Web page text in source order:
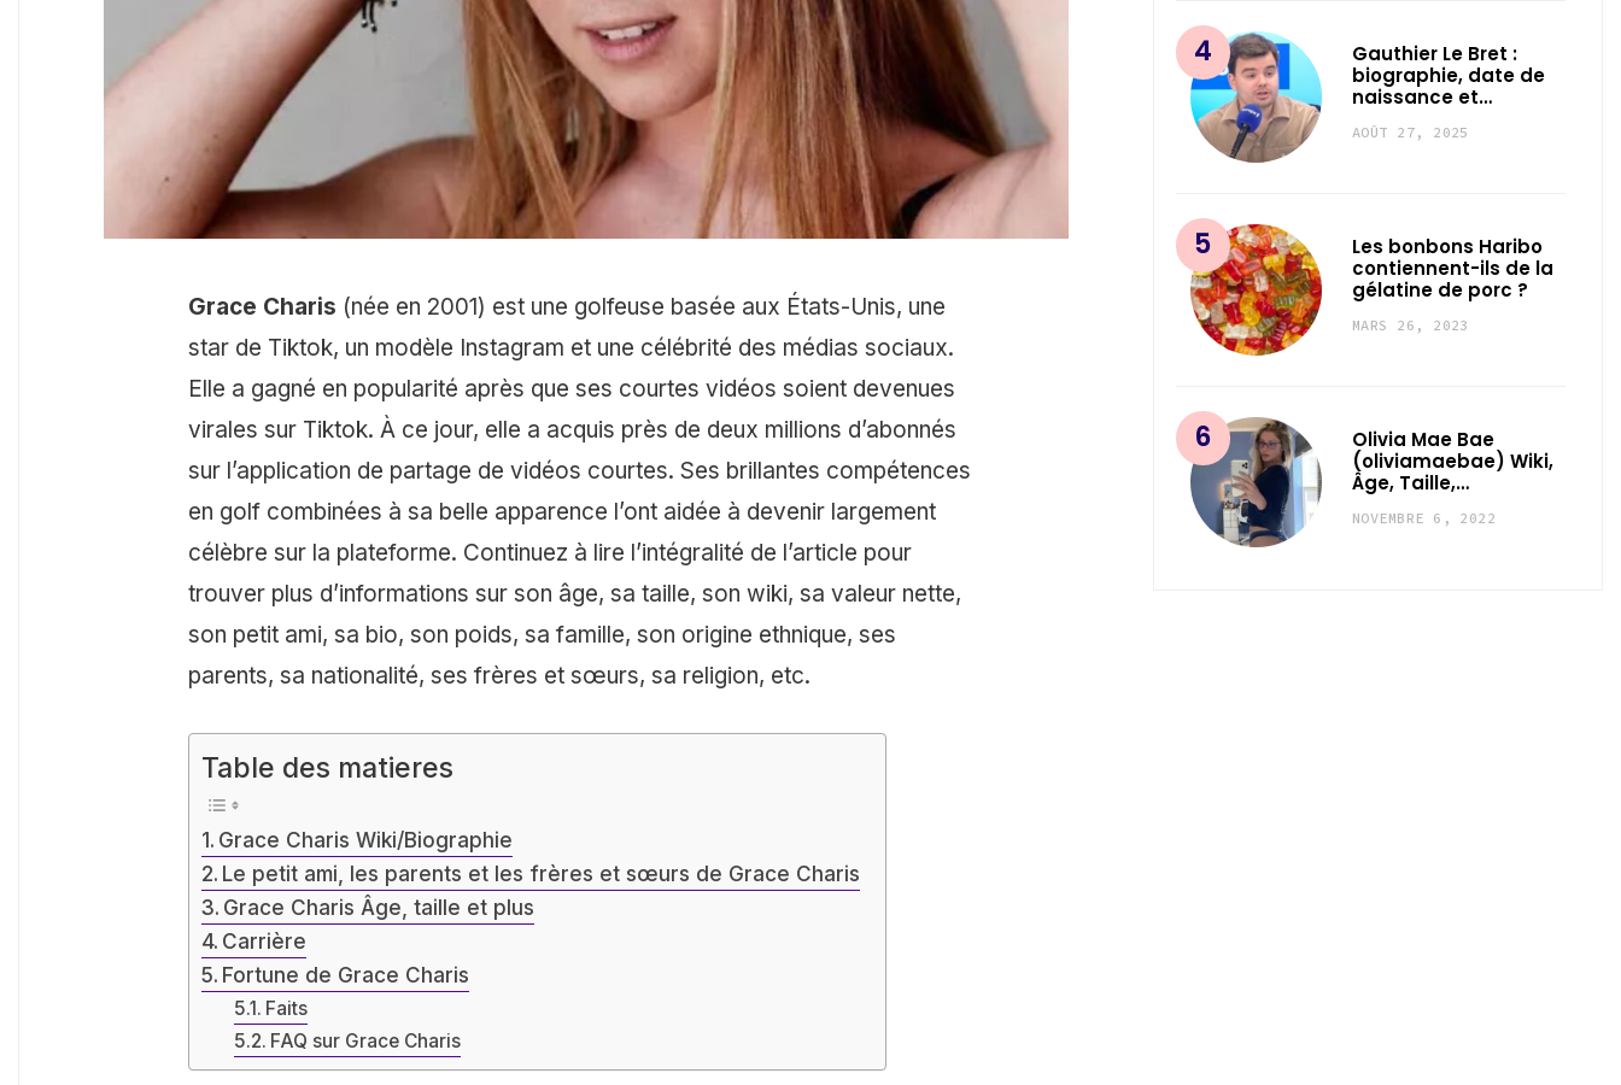
Grace Charis (née en 2001) est une golfeuse basée aux États-Unis, une
star de Tiktok, un modèle Instagram et une célébrité des médias sociaux.
Elle a gagné en popularité après que ses courtes vidéos soient devenues
virales sur Tiktok. À ce jour, elle a acquis près de deux millions d’abonnés
sur l’application de partage de vidéos courtes. Ses brillantes compétences
en golf combinées à sa belle apparence l’ont aidée à devenir largement
célèbre sur la plateforme. Continuez à lire l’intégralité de l’article pour
trouver plus d’informations sur son âge, sa taille, son wiki, sa valeur nette,
son petit ami, sa bio, son poids, sa famille, son origine ethnique, ses
parents, sa nationalité, ses frères et sœurs, sa religion, etc.
Table des matieres
Grace Charis Wiki/Biographie
Le petit ami, les parents et les frères et sœurs de Grace Charis
Grace Charis Âge, taille et plus
Carrière
Fortune de Grace Charis
Faits
FAQ sur Grace Charis
Gauthier Le Bret :
biographie, date de
naissance et…
AOÛT 27, 2025
Les bonbons Haribo
contiennent-ils de la
gélatine de porc ?
MARS 26, 2023
Olivia Mae Bae
(oliviamaebae) Wiki,
Âge, Taille,…
NOVEMBRE 6, 2022